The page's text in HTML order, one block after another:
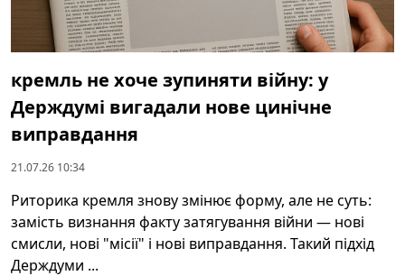
кремль не хоче зупиняти війну: у
Держдумі вигадали нове цинічне
виправдання
21.07.26 10:34
Риторика кремля знову змінює форму, але не суть:
замість визнання факту затягування війни — нові
смисли, нові "місії" і нові виправдання. Такий підхід
Держдуми ...